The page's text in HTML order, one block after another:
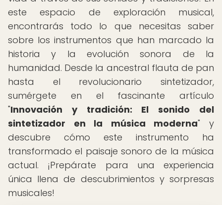
este espacio de exploración musical,
encontrarás todo lo que necesitas saber
sobre los instrumentos que han marcado la
historia y la evolución sonora de la
humanidad. Desde la ancestral flauta de pan
hasta el revolucionario sintetizador,
sumérgete en el fascinante artículo
"Innovación y tradición: El sonido del
sintetizador en la música moderna" y
descubre cómo este instrumento ha
transformado el paisaje sonoro de la música
actual. ¡Prepárate para una experiencia
única llena de descubrimientos y sorpresas
musicales!